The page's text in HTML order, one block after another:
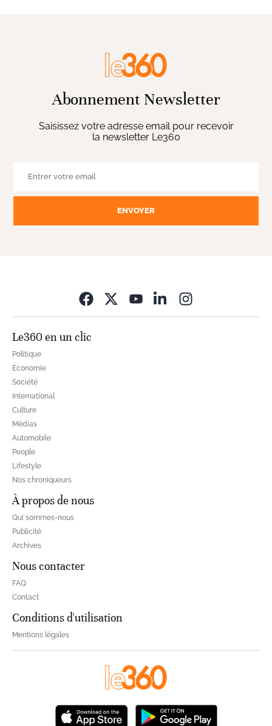
Abonnement Newsletter
Saisissez votre adresse email pour recevoir
la newsletter Le360
ENVOYER
Le360 en un clic
Politique
Economie
Société
International
Culture
Médias
Automobile
People
Lifestyle
Nos chroniqueurs
À propos de nous
Qui sommes-nous
Publicité
Archives
Nous contacter
FAQ
Contact
Conditions d'utilisation
Mentions légales